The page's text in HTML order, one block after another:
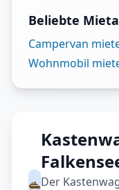
Beliebte
Campervan
Wohnmobil
Der